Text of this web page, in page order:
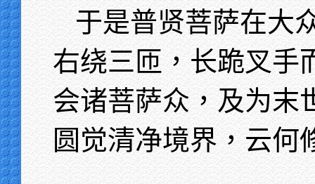
于是普贤菩萨在大
右绕三匝，长跪叉手
会诸菩萨众，及为末
圆觉清净境界，云何